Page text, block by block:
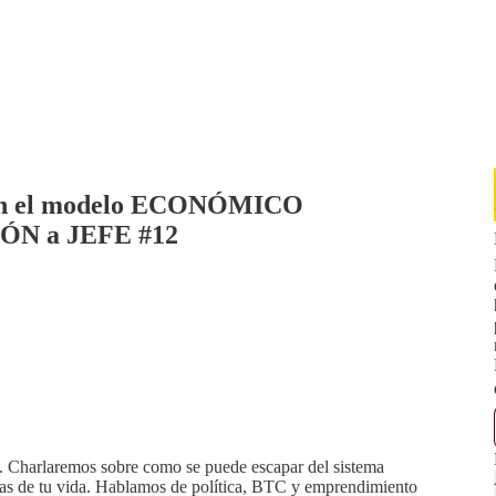
el modelo ECONÓMICO
a JEFE #12
sobre como se puede escapar del sistema
de tu vida. Hablamos de política, BTC y emprendimiento